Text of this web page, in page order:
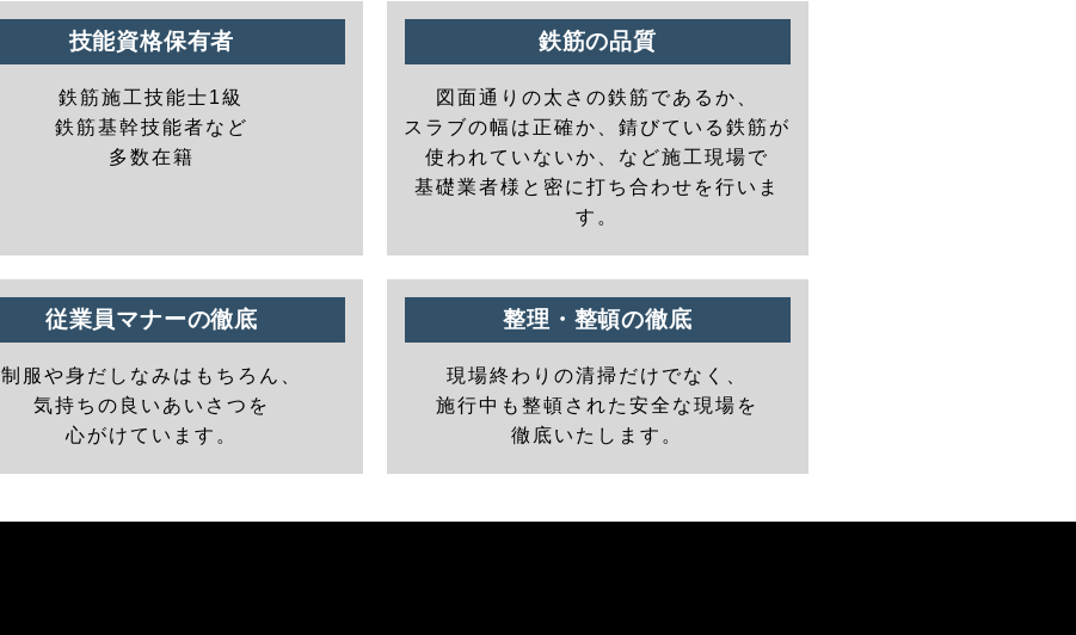
技能資格保有者
鉄筋施工技能士1級
鉄筋基幹技能者など
多数在籍
鉄筋の品質
図面通りの太さの鉄筋であるか、
スラブの幅は正確か、錆びている鉄筋が
使われていないか、など施工現場で
基礎業者様と密に打ち合わせを行いま
す。
従業員マナーの徹底
制服や身だしなみはもちろん、
気持ちの良いあいさつを
心がけています。
整理・整頓の徹底
現場終わりの清掃だけでなく、
施行中も整頓された安全な現場を
徹底いたします。